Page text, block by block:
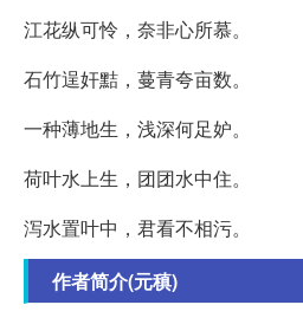
江花纵可怜，奈非心所慕。
石竹逞奸黠，蔓青夸亩数。
一种薄地生，浅深何足妒。
荷叶水上生，团团水中住。
泻水置叶中，君看不相污。
作者简介(元稹)